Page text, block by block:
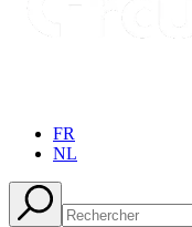
FR
NL